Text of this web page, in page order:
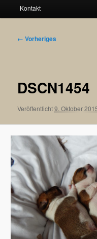
Kontakt
Bilder-
← Vorheriges
DSCN1454
Veröffentlicht9. Oktober